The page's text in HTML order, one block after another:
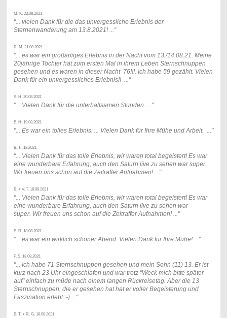
M. K. 23.08.2021
"... vielen Dank für die das unvergessliche Erlebnis der
Sternenwanderung am 13.8.2021! ..."
R. M. 21.08.2021
"... es war ein großartiges Erlebnis in der Nacht vom 13./14.08.21. Meine
20jährige Tochter hat zum ersten Mal in ihrem Leben Sternschnuppen
gesehen und es waren in dieser Nacht 76!!!. Ich habe 59 gezählt. Vielen
Dank für ein unvergessliches Erlebnis!!
..."
S. H. 20.08.2021
"... Vielen Dank für die unterhaltsamen Stunden. ..."
E. H. 19.08.2021
"... Es war ein tolles Erlebnis. ... Vielen Dank für Ihre Mühe und Arbeit. ..."
B. T. .18.2021
"... Vielen Dank für das tolle Erlebnis, wir waren total begeistert! Es war
eine wunderbare Erfahrung, auch den Saturn live zu sehen war super.
Wir freuen uns schon auf die Zeitraffer Aufnahmen!
..."
B. + V. T. 18.08.2021
"... Vielen Dank für das tolle Erlebnis, wir waren total begeistert! Es war
eine wunderbare Erfahrung, auch den Saturn live zu sehen war
super. Wir freuen uns schon auf die Zeitraffer Aufnahmen! ..."
S. R. 18.08.2021
"... es war ein wirklich schöner Abend. Vielen Dank für Ihre Mühe! ..."
P. S. 18.08.2021
"... Ich habe 71 Sternschnuppen gesehen und mein Sohn (11) 13. Er ist
kurz nach 23 Uhr eingeschlafen und war trotz "Weck mich bitte später
auf" einfach zu müde nach einem langen Rückreisetag. Aber die 13
Sternschnuppen, die er gesehen hat hat er voller Begeisterung und
Faszination erlebt :-)
..."
B. T. + R. G. 18.08.2021